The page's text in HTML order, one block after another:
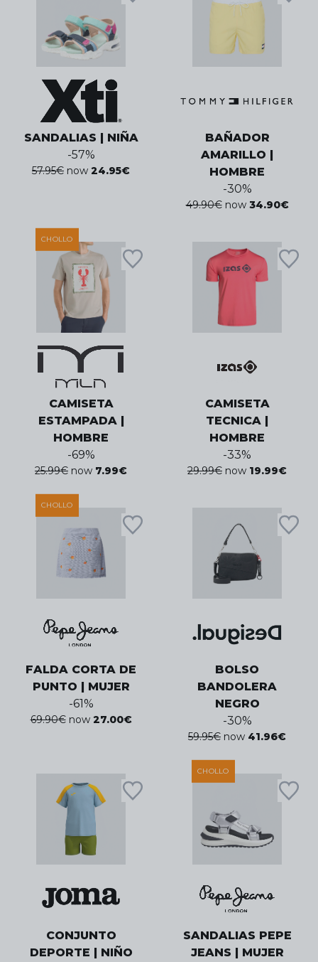
SANDALIAS | NIÑA
-57%
57.95€ now 24.95€
BAÑADOR
AMARILLO |
HOMBRE
-30%
49.90€ now 34.90€
CHOLLO
CAMISETA
ESTAMPADA |
HOMBRE
-69%
25.99€ now 7.99€
CAMISETA
TECNICA |
HOMBRE
-33%
29.99€ now 19.99€
CHOLLO
FALDA CORTA DE
PUNTO | MUJER
-61%
69.90€ now 27.00€
BOLSO
BANDOLERA
NEGRO
-30%
59.95€ now 41.96€
CONJUNTO
DEPORTE | NIÑO
CHOLLO
SANDALIAS PEPE
JEANS | MUJER